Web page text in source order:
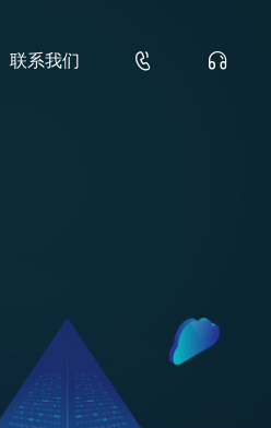
联系我们  